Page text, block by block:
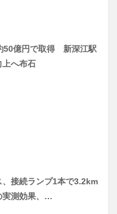
50億円で取得 新深江駅
上へ布石
接続ランプ1本で3.2km
実測効果、…